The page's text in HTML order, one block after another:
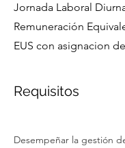
Jornada Laboral
Remuneración
EUS con asignacion
Requisitos
Desempeñar la gestión